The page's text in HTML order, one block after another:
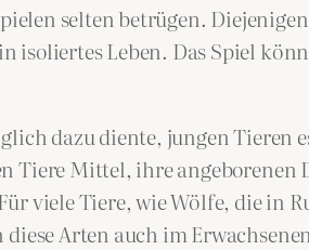
selten betrügen.
isoliertes Leben. Das Spiel
dazu diente, jungen
Tiere Mittel, ihre angeborenen
viele Tiere, wie Wölfe, die in
Arten auch im